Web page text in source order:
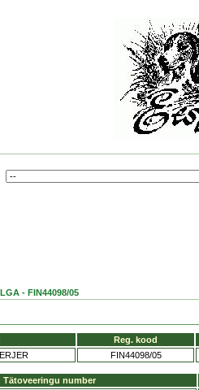
- FIN44098/05
Reg. kood
FIN44098/05
Tätoveeringu number